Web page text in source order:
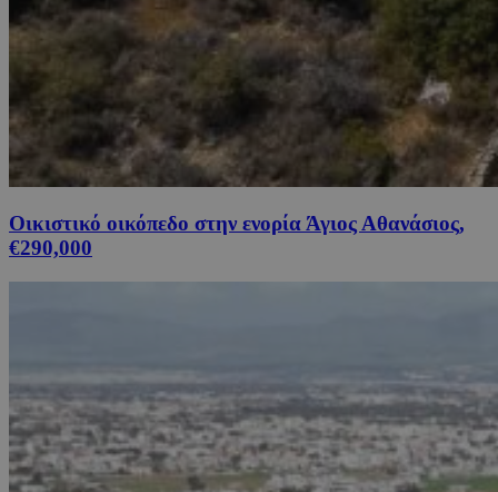
Οικιστικό οικόπεδο στην ενορία Άγιος Αθανάσιος,
€290,000